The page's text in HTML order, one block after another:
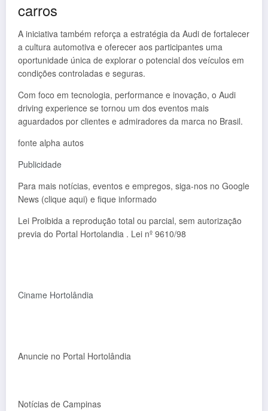
carros
A iniciativa também reforça a estratégia da Audi de fortalecer
a cultura automotiva e oferecer aos participantes uma
oportunidade única de explorar o potencial dos veículos em
condições controladas e seguras.
Com foco em tecnologia, performance e inovação, o Audi
driving experience se tornou um dos eventos mais
aguardados por clientes e admiradores da marca no Brasil.
fonte alpha autos
Publicidade
Para mais notícias, eventos e empregos, siga-nos no Google
News (clique aqui) e fique informado
Lei Proibida a reprodução total ou parcial, sem autorização
previa do Portal Hortolandia . Lei nº 9610/98
Ciname Hortolândia
Anuncie no Portal Hortolândia
Notícias de Campinas